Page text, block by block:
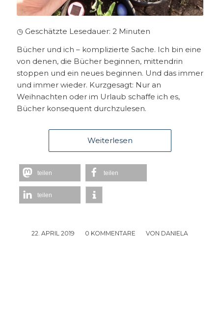
◷ Geschätzte Lesedauer: 2 Minuten
Bücher und ich – komplizierte Sache. Ich bin eine
von denen, die Bücher beginnen, mittendrin
stoppen und ein neues beginnen. Und das immer
und immer wieder. Kurzgesagt: Nur an
Weihnachten oder im Urlaub schaffe ich es,
Bücher konsequent durchzulesen.
Weiterlesen
teilen teilen
teilen
22. APRIL 2019
/ 0 KOMMENTARE
/ VON DANIELA